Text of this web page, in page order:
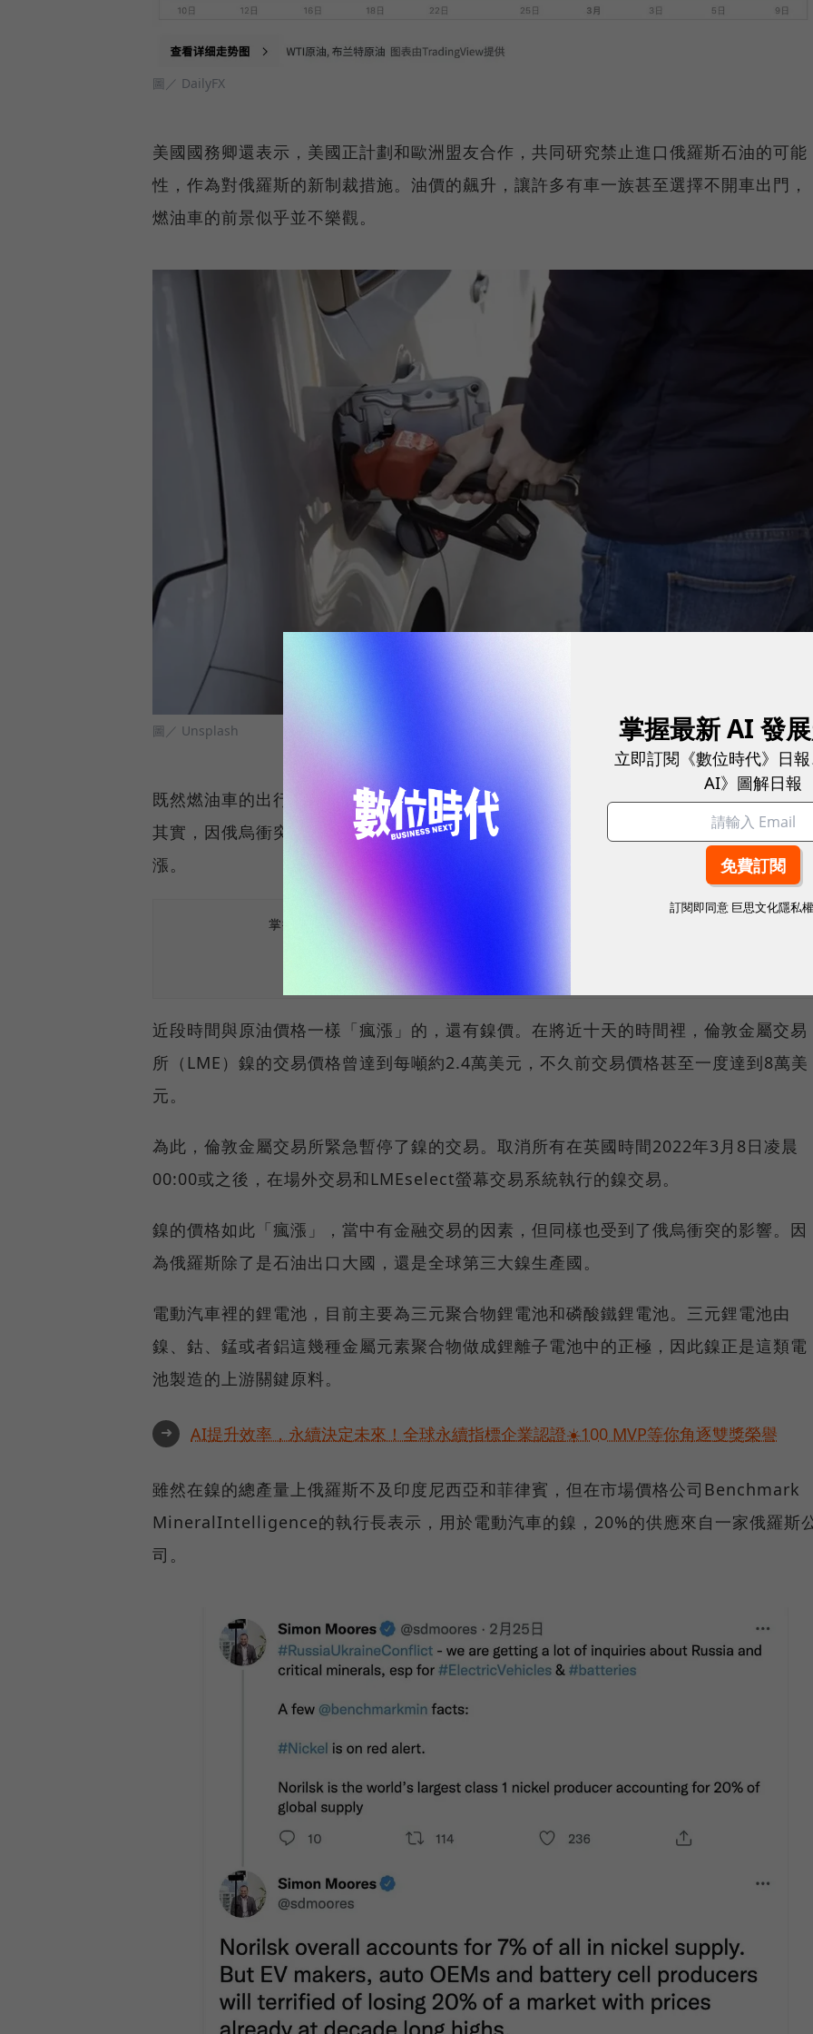
圖／ DailyFX
美國國務卿還表示，美國正計劃和歐洲盟友合作，共同研究禁止進口俄羅斯石油的可能
性，作為對俄羅斯的新制裁措施。油價的飆升，讓許多有車一族甚至選擇不開車出門，
燃油車的前景似乎並不樂觀。
圖／ Unsplash
既然燃油車的出行成本增加，那麼發展正如火如荼的電動汽車或許是個不錯的選擇。但
其實，因俄烏衝突受到影響的，不只是原油價格和燃油車，電動汽車的價格也可能會上
漲。
掌握最新AI、半導體、數位趨勢！訂閱《數位時代》日報及社群活動訊息
近段時間與原油價格一樣「瘋漲」的，還有鎳價。在將近十天的時間裡，倫敦金屬交易
所（LME）鎳的交易價格曾達到每噸約2.4萬美元，不久前交易價格甚至一度達到8萬美
元。
為此，倫敦金屬交易所緊急暫停了鎳的交易。取消所有在英國時間2022年3月8日凌晨
00:00或之後，在場外交易和LMEselect螢幕交易系統執行的鎳交易。
鎳的價格如此「瘋漲」，當中有金融交易的因素，但同樣也受到了俄烏衝突的影響。因
為俄羅斯除了是石油出口大國，還是全球第三大鎳生產國。
電動汽車裡的鋰電池，目前主要為三元聚合物鋰電池和磷酸鐵鋰電池。三元鋰電池由
鎳、鈷、錳或者鋁這幾種金屬元素聚合物做成鋰離子電池中的正極，因此鎳正是這類電
池製造的上游關鍵原料。
➜ AI提升效率，永續決定未來！全球永續指標企業認證☀️100 MVP等你角逐雙獎榮譽
雖然在鎳的總產量上俄羅斯不及印度尼西亞和菲律賓，但在市場價格公司Benchmark
MineralIntelligence的執行長表示，用於電動汽車的鎳，20%的供應來自一家俄羅斯
司。
掌握最新 AI 發
立即訂閱《數位時代》日
AI》圖解日報
訂閱即同意 巨思文化隱私